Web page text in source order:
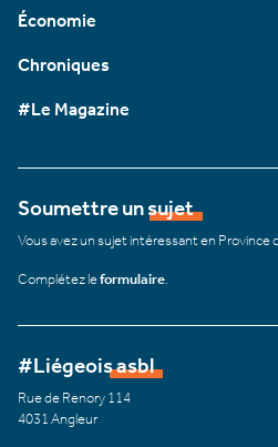
Économie
Chroniques
#Le Magazine
Soumettre un sujet
Vous avez un sujet intéressant en Province
Complétez leformulaire
#Liégeois asbl
Rue de Renory 114
4031 Angleur